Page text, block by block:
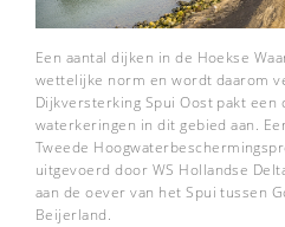
Een aantal dijken in de Hoekse
wettelijke norm en wordt daarom
Dijkversterking Spui Oost pakt een
waterkeringen in dit gebied aan.
Tweede
uitgevoerd door WS Hollandse
aan de oever van het Spui tussen
Beijerland.